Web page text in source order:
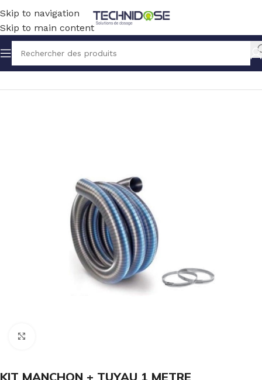
Skip to navigation
Skip to main content
Accueil BLOWERS ACCESSOIRES / PIECES DETACHEES
KIT MANCHON + TUYAU 1 METRE